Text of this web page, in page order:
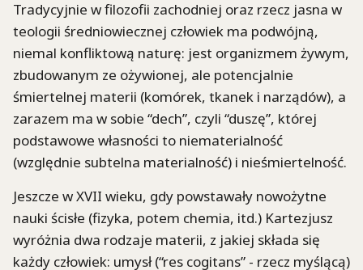
Tradycyjnie w filozofii zachodniej oraz rzecz jasna w
teologii średniowiecznej człowiek ma podwójną,
niemal konfliktową naturę: jest organizmem żywym,
zbudowanym ze ożywionej, ale potencjalnie
śmiertelnej materii (komórek, tkanek i narządów), a
zarazem ma w sobie “dech”, czyli “duszę”, której
podstawowe własności to niematerialność
(względnie subtelna materialność) i nieśmiertelność.
Jeszcze w XVII wieku, gdy powstawały nowożytne
nauki ścisłe (fizyka, potem chemia, itd.) Kartezjusz
wyróżnia dwa rodzaje materii, z jakiej składa się
każdy człowiek: umysł (“res cogitans” - rzecz myślącą)